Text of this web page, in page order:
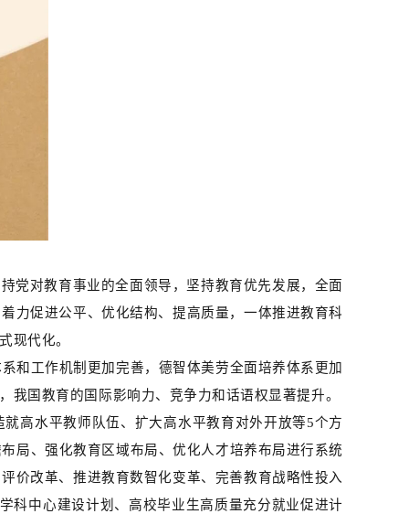
党对教育事业的全面领导，坚持教育优先发展，全面
力促进公平、优化结构、提高质量，一体推进教育科
现代化。
和工作机制更加完善，德智体美劳全面培养体系更加
国教育的国际影响力、竞争力和话语权显著提升。
高水平教师队伍、扩大高水平教育对外开放等5个方
局、强化教育区域布局、优化人才培养布局进行系统
价改革、推进教育数智化变革、完善教育战略性投入
科中心建设计划、高校毕业生高质量充分就业促进计